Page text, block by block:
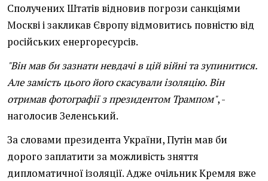
Сполучених Штатів відновив погрози санкціями
Москві і закликав Європу відмовитись повністю від
російських енергоресурсів.
"Він мав би зазнати невдачі в цій війні та зупинитися.
Але замість цього його скасували ізоляцію. Він
отримав фотографії з президентом Трампом", -
наголосив Зеленський.
За словами президента України, Путін мав би
дорого заплатити за можливість зняття
дипломатичної ізоляції. Адже очільник Кремля вже